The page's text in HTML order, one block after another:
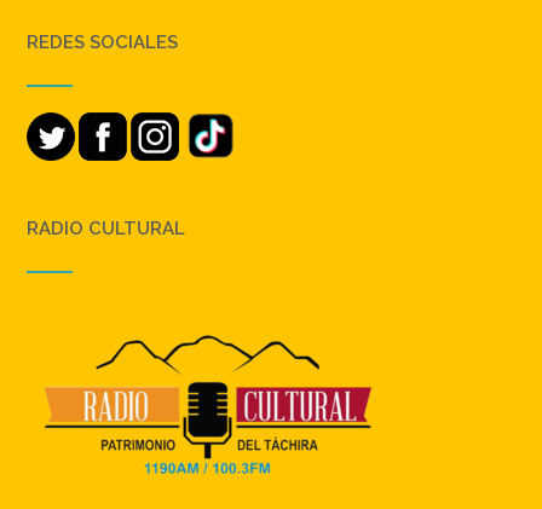
REDES SOCIALES
RADIO CULTURAL